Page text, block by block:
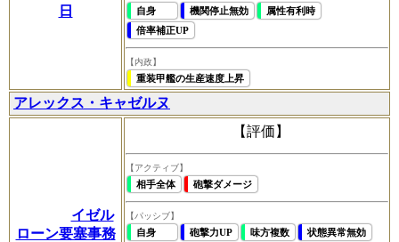
日
自身 機関停止無効
属性有利時
倍率補正UP
【内政】
重装甲艦の生産速度上昇
アレックス・キャゼルヌ
イゼル
ローン要塞事務
【評価】
【アクティブ】
相手全体 砲撃ダメージ
【パッシブ】
自身 砲撃力UP 味方複数
状態異常無効